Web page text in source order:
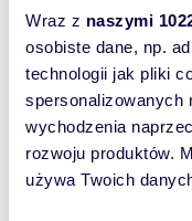
Wraz z naszymi
osobiste dane, np.
technologii jak pliki
spersonalizowanych
wychodzenia
rozwoju produktów.
używa Twoich